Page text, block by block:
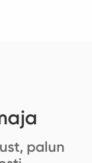
palun